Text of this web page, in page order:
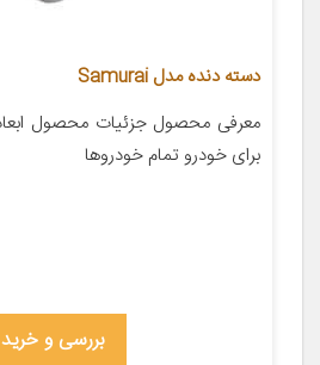
دسته دنده مدل Samurai
برای خودرو تمام خودروها
بررسی و خرید